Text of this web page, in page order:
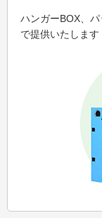
ハンガーBOX、
で提供いたします